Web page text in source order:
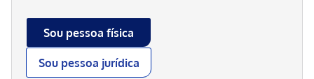
Sou pessoa física
Sou pessoa jurídica